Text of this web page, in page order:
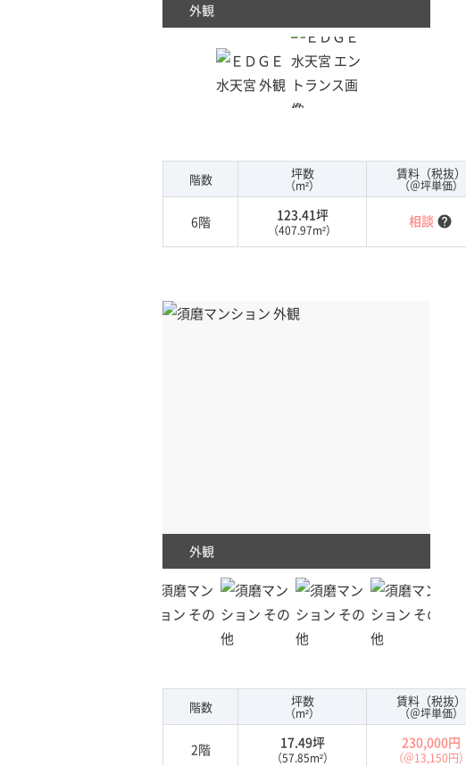
外観
階数
坪数
（m²）
賃料（税抜）
（＠坪単価）
6階 123.41坪
（407.97m²）
相談 help
外観
階数 坪数
（m²）
賃料（税抜）
（＠坪単価）
2階 17.49坪
（57.85m²）
230,000円
（＠13,150円）